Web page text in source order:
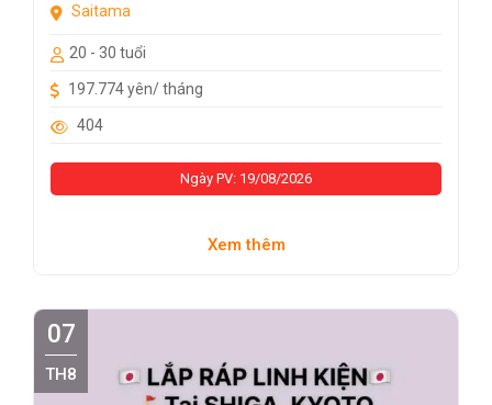
Saitama
20 - 30 tuổi
197.774 yên/ tháng
404
Ngày PV: 19/08/2026
Xem thêm
07
TH8